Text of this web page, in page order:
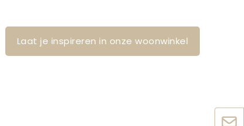
Laat je inspireren in onze woonwinkel